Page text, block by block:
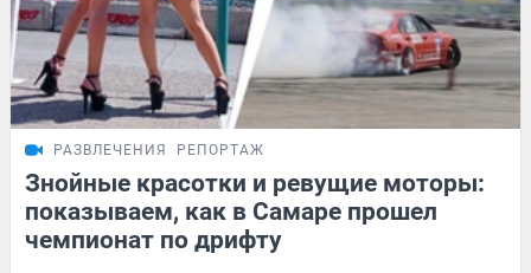
РАЗВЛЕЧЕНИЯ РЕПОРТАЖ
Знойные красотки и ревущие моторы:
показываем, как в Самаре прошел
чемпионат по дрифту